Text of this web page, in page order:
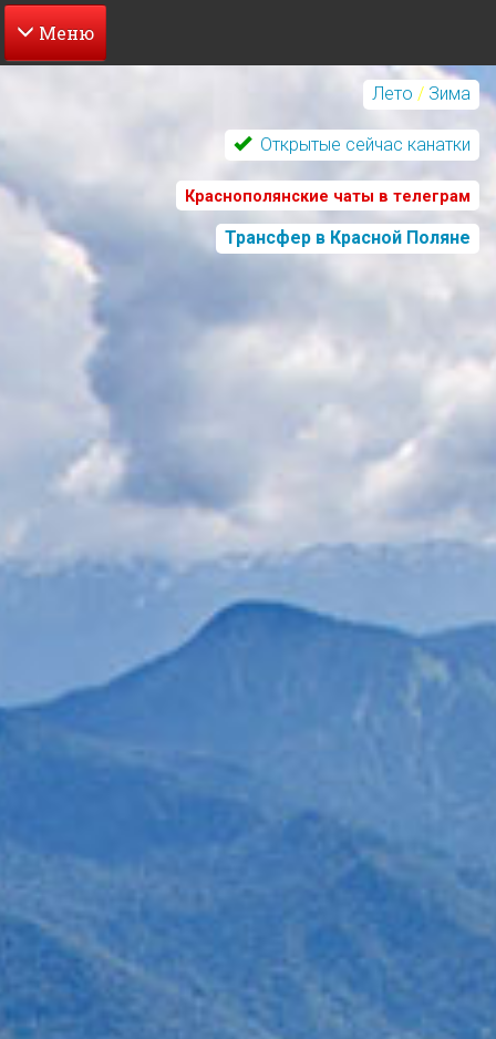
Перейти
содержанию
Лето / Зима
Открытые сейчас канатки
Краснополянские чаты в телеграм
Трансфер в Красной Поляне